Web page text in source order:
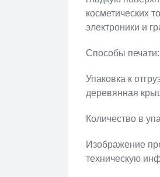
косметических
электроники и
Способы
Упаковка к
деревянная
Количество в
Изображение
техническую